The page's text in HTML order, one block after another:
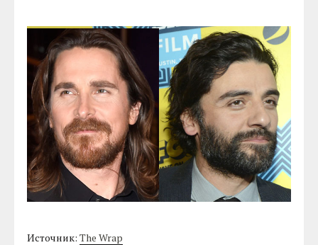
Источник:The Wrap